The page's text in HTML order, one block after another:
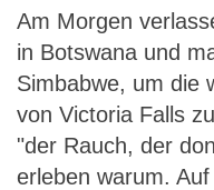
Am Morgen
in Botswana und
Simbabwe, um die
von Victoria Falls
"der Rauch, der
erleben warum.